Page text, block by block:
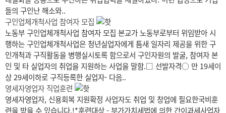
들의 구인난 해소와..
구인업체개척사업 참여자 모집
노동부 구인업체개척사업 참여자 모집 본교가 노동부로부터 위임받아 시
행하는 구인업체개척사업은 청년실업자에게 틈새 일자리 제공을 위한 구
인개척과 구직활동을 병행실시토록 함으로서 구인자원의 발굴, 참여자 본
인 및 타 실업자의 취업을 지원하는 사업을 말함.□ 선발자격○ 만 19세이
상 29세이하로 구직등록한 실업자- 다음..
영세자영업자 직업훈련
영세자영업자, 신용회복 지원확정 사업자도 취업 및 창업에 필요한국비훈
련을 받을 수 있습니다.!*훈련대상 - 부가가치세법에 의한 간이과세사업자